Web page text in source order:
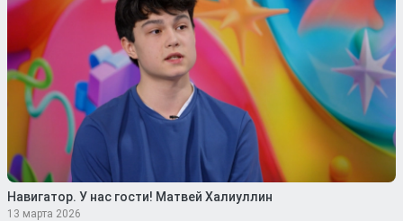
Навигатор. У нас гости! Матвей Халиуллин
13 марта 2026